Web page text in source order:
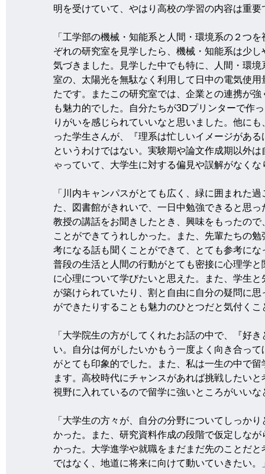
明を受けていて、やはり高校の学習の内容は重
「工学部の機械・知能系と人間・環境系の２つ
ぞれの研究室を見学したら、機械・知能系は少
気づきました。見学した中でも特に、人間・環
室の、太陽光を無駄なく利用して日中の電気使
たです。またこの研究室では、企業との連携が
も魅力的でした。自分たちが3Dプリンターで作
りがいを感じられていいなと思いました。他に
った学生さんが、『理系は忙しいイメージがあ
というわけではない。実験期や論文作成期以外
ゃっていて、大学生に対する偏見や誤解がなくな
「川内キャンパスがとても広く、緑に囲まれた
た、図書館がきれいで、一日中勉強できると思
教授の講話をお聞きしたとき、興味をもったの
ことができてうれしかった。また、先輩たちの
考になる話も聞くことができて、とても参考に
普段の生活と人間の行動がとても密接に心理学
に心理について学びたいと思えた。また、学生
が築けられていたり、割と自由に自分の疑問に
ができたりすることも魅力のひとつだと気付くこ
「大学院生の方がしてくれたお話の中で、『好
い。自分は何がしたいかもう一度よく向き合っ
がとても印象的でした。また、私は一生の中で
ます。高校時代にチャンスがあれば挑戦したい
視野に入れているので留学に強いところがいいな
「大学生の方々が、自分の分野についてしっか
かった。また、研究資料作成の段階で仮定しな
かった。大学進学や就職をまだまだ先のことだ
ではなく、地道に将来に向けて動いていきたい。